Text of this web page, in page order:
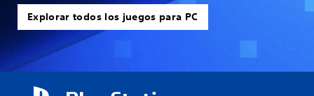
Explorar todos los juegos para PC